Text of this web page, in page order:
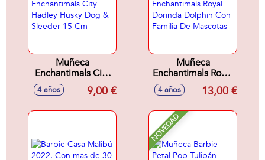
Muñeca
Enchantimals City
Hadley Husky Dog
& Sleeder 15 Cm
4 años 9,00 €
Muñeca
Enchantimals Royal
Dorinda Dolphin
Con Familia De
4 años 13,00 €
NOVEDAD